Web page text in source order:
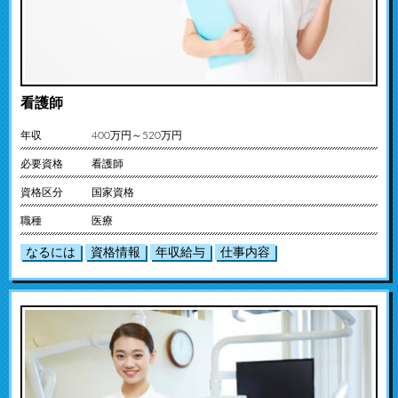
看護師
年収 400万円～520万円
必要資格 看護師
資格区分 国家資格
職種 医療
なるには 資格情報 年収給与 仕事内容